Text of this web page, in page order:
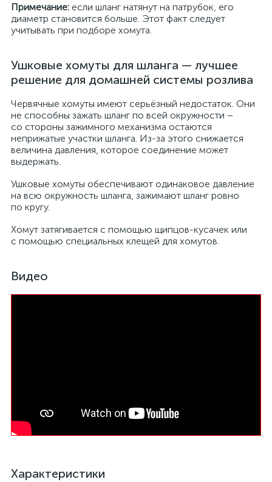
Примечание: если шланг натянут на патрубок, его
диаметр становится больше. Этот факт следует
учитывать при подборе хомута.
Ушковые хомуты для шланга — лучшее
решение для домашней системы розлива
Червячные хомуты имеют серьёзный недостаток. Они
не способны зажать шланг по всей окружности –
со стороны зажимного механизма остаются
неприжатые участки шланга. Из-за этого снижается
величина давления, которое соединение может
выдержать.
Ушковые хомуты обеспечивают одинаковое давление
на всю окружность шланга, зажимают шланг ровно
по кругу.
Хомут затягивается с помощью щипцов-кусачек или
с помощью специальных клещей для хомутов.
Видео
Характеристики